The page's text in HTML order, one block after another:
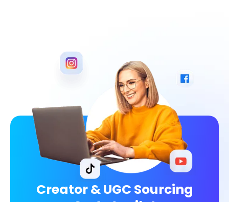
Creator & UGC Sourcing